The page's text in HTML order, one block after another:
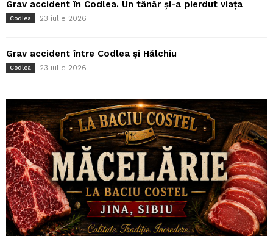
Grav accident în Codlea. Un tânăr și-a pierdut viața
Codlea 23 iulie 2026
Grav accident între Codlea și Hălchiu
Codlea 23 iulie 2026